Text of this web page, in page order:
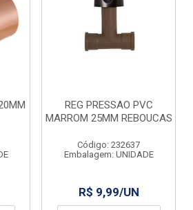
REG PRESSAO PVC
MARROM 25MM REBOUCAS
Código: 232637
Embalagem: UNIDADE
R$ 9,99/UN